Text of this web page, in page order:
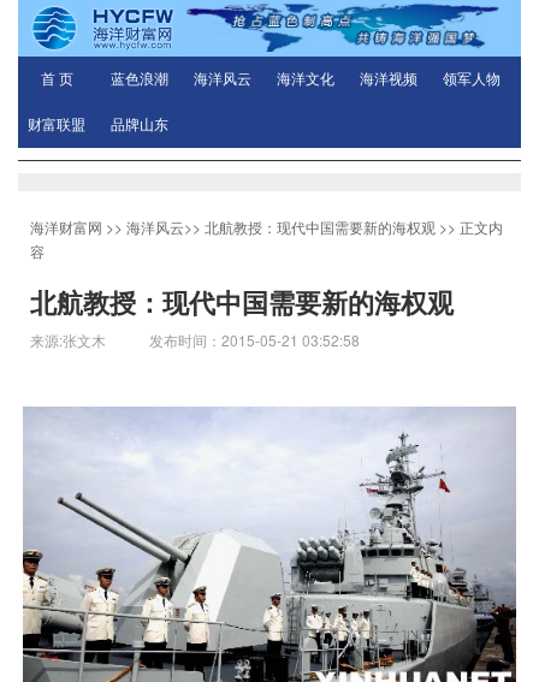
首 页 蓝色浪潮 海洋风云 海洋文化 海洋视频 领军人物
财富联盟 品牌山东
海洋财富网 >> 海洋风云>> 北航教授：现代中国需要新的海权观 >> 正文内
容
北航教授：现代中国需要新的海权观
来源:张文木 发布时间：2015-05-21 03:52:58